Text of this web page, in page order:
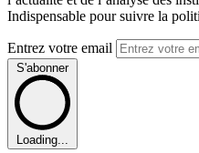
Indispensable pour suivre la
Entrez votre email
S'abonner
Loading...